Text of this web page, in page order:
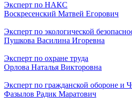
Эксперт по НАКС
Воскресенский Матвей Егорович
Эксперт по экологической
Пушкова Василина Игоревна
Эксперт по охране труда
Орлова Наталья Викторовна
Эксперт по гражданской обороне и
Фазылов Радик Маратович